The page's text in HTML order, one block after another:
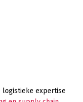
logistieke expertise